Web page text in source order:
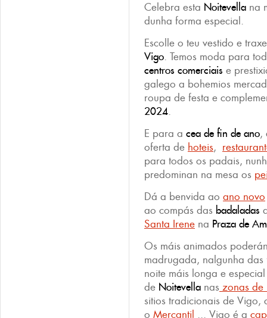
Celebra esta Noitevella na
dunha forma especial.
Escolle o teu vestido e
Vigo. Temos moda para
centros comerciais e
galego a bohemios
roupa de festa e
2024.
E para a cea de fin de ano,
oferta de hoteis,
para todos os padais,
predominan na mesa os
Dá a benvida ao ano novo
ao compás das badaladas
Santa Irene na Praza de
Os máis animados
madrugada, nalgunha
noite máis longa e
de Noitevella nas zonas de
sitios tradicionais de Vigo,
o Mercantil ... Vigo é a